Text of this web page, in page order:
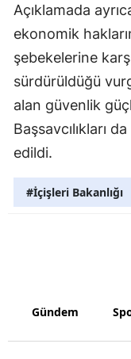
Açıklamada
ekonomik
şebekelerine
sürdürüldüğü
alan güvenlik
Başsavcılıkları
edildi.
#İçişleri Bakanlığı
Gündem